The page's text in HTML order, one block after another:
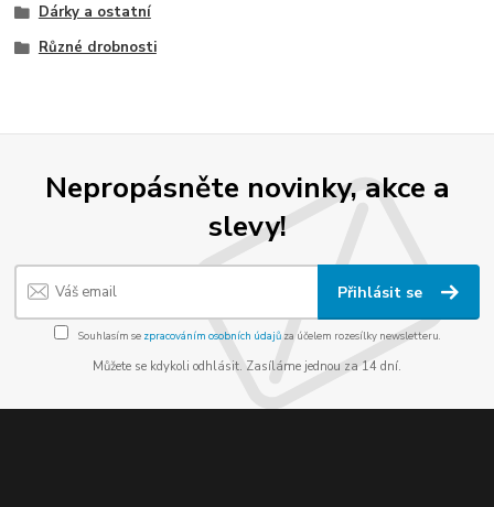
Dárky a ostatní
Různé drobnosti
Nepropásněte novinky, akce a
slevy!
Přihlásit se
Souhlasím se zpracováním osobních údajůza účelem rozesílky newsletteru.
Můžete se kdykoli odhlásit. Zasíláme jednou za 14 dní.